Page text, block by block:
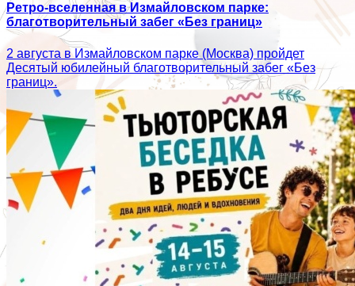
Ретро-вселенная в Измайловском парке:
благотворительный забег «Без границ»
2 августа в Измайловском парке (Москва) пройдет
Десятый юбилейный благотворительный забег «Без
границ».